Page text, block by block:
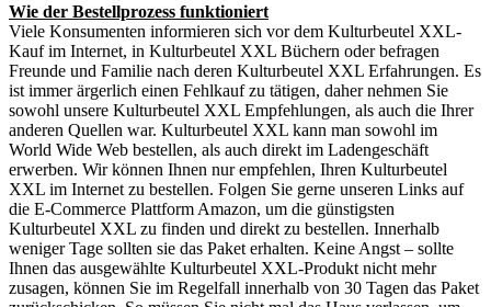
Wie der Bestellprozess funktioniert
Viele Konsumenten informieren sich vor dem Kulturbeutel XXL-
Kauf im Internet, in Kulturbeutel XXL Büchern oder befragen
Freunde und Familie nach deren Kulturbeutel XXL Erfahrungen. Es
ist immer ärgerlich einen Fehlkauf zu tätigen, daher nehmen Sie
sowohl unsere Kulturbeutel XXL Empfehlungen, als auch die Ihrer
anderen Quellen war. Kulturbeutel XXL kann man sowohl im
World Wide Web bestellen, als auch direkt im Ladengeschäft
erwerben. Wir können Ihnen nur empfehlen, Ihren Kulturbeutel
XXL im Internet zu bestellen. Folgen Sie gerne unseren Links auf
die E-Commerce Plattform Amazon, um die günstigsten
Kulturbeutel XXL zu finden und direkt zu bestellen. Innerhalb
weniger Tage sollten sie das Paket erhalten. Keine Angst – sollte
Ihnen das ausgewählte Kulturbeutel XXL-Produkt nicht mehr
zusagen, können Sie im Regelfall innerhalb von 30 Tagen das Paket